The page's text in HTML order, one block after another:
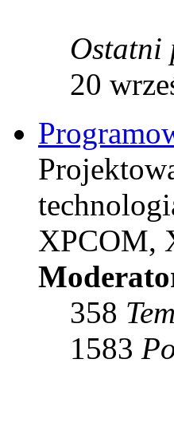
Ostatni
20
XPCOM,
358
1583